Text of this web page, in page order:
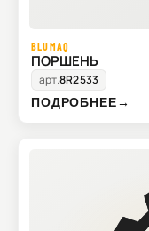
BLUMAQ
ПОРШЕНЬ
арт.8R2533
ПОДРОБНЕЕ→